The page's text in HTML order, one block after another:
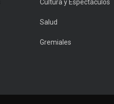
Cultura y Espectáculos
Salud
Gremiales